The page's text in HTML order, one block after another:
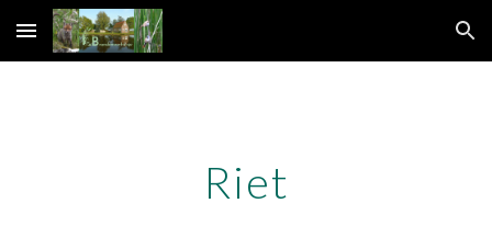
Skip to main content Skip to navigation
Riet